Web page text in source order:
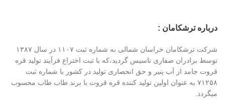
درباره ترشکامان :
شرکت ترشکامان خراسان شمالی به شماره ثبت ۱۱۰۷ در سال ۱۳۸۷
توسط برادران صفاری تاسیس گردید،که با ثبت اختراع فرآیند تولید قره
قروت جامد از آب پنیر و حق انحصاری تولید در کشور با شماره ثبت
۷۱۲۵۸ به عنوان اولین تولید کننده قره قروت با برند طاب طاب محسوب
میگردد.